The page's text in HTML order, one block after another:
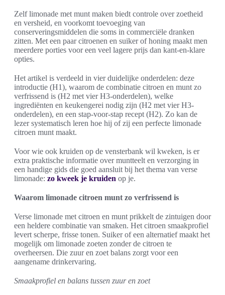
Zelf limonade met munt maken biedt controle over zoetheid
en versheid, en voorkomt toevoeging van
conserveringsmiddelen die soms in commerciële dranken
zitten. Met een paar citroenen en suiker of honing maakt men
meerdere porties voor een veel lagere prijs dan kant-en-klare
opties.
Het artikel is verdeeld in vier duidelijke onderdelen: deze
introductie (H1), waarom de combinatie citroen en munt zo
verfrissend is (H2 met vier H3-onderdelen), welke
ingrediënten en keukengerei nodig zijn (H2 met vier H3-
onderdelen), en een stap-voor-stap recept (H2). Zo kan de
lezer systematisch leren hoe hij of zij een perfecte limonade
citroen munt maakt.
Voor wie ook kruiden op de vensterbank wil kweken, is er
extra praktische informatie over muntteelt en verzorging in
een handige gids die goed aansluit bij het thema van verse
limonade: zo kweek je kruiden op je.
Waarom limonade citroen munt zo verfrissend is
Verse limonade met citroen en munt prikkelt de zintuigen door
een heldere combinatie van smaken. Het citroen smaakprofiel
levert scherpe, frisse tonen. Suiker of een alternatief maakt het
mogelijk om limonade zoeten zonder de citroen te
overheersen. Die zuur en zoet balans zorgt voor een
aangename drinkervaring.
Smaakprofiel en balans tussen zuur en zoet